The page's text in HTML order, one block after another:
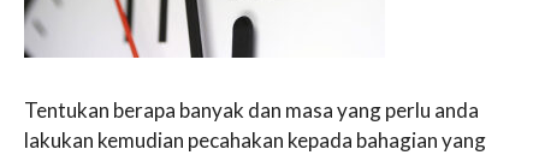
Tentukan berapa banyak dan masa yang perlu anda
lakukan kemudian pecahakan kepada bahagian yang